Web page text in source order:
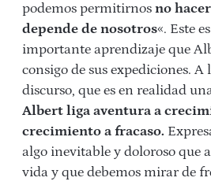
podemos permitirnos no
depende de nosotros«. Este
importante aprendizaje que
consigo de sus expediciones. A
discurso, que es en realidad
Albert liga aventura a
crecimiento a fracaso.
algo inevitable y doloroso que
vida y que debemos mirar de